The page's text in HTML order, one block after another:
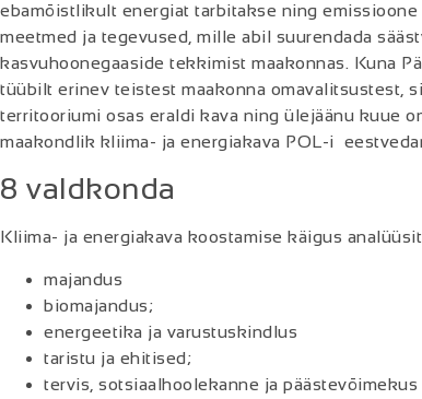
ebamõistlikult energiat tarbitakse ning
meetmed ja tegevused, mille abil suurendada
kasvuhoonegaaside tekkimist maakonnas. Kuna
tüübilt erinev teistest maakonna omavalitsustest,
territooriumi osas eraldi kava ning ülejäänu kuue
maakondlik kliima- ja energiakava POL-i
8 valdkonda
Kliima- ja energiakava koostamise käigus
majandus
biomajandus;
energeetika ja varustuskindlus
taristu ja ehitised;
tervis, sotsiaalhoolekanne ja päästevõimekus